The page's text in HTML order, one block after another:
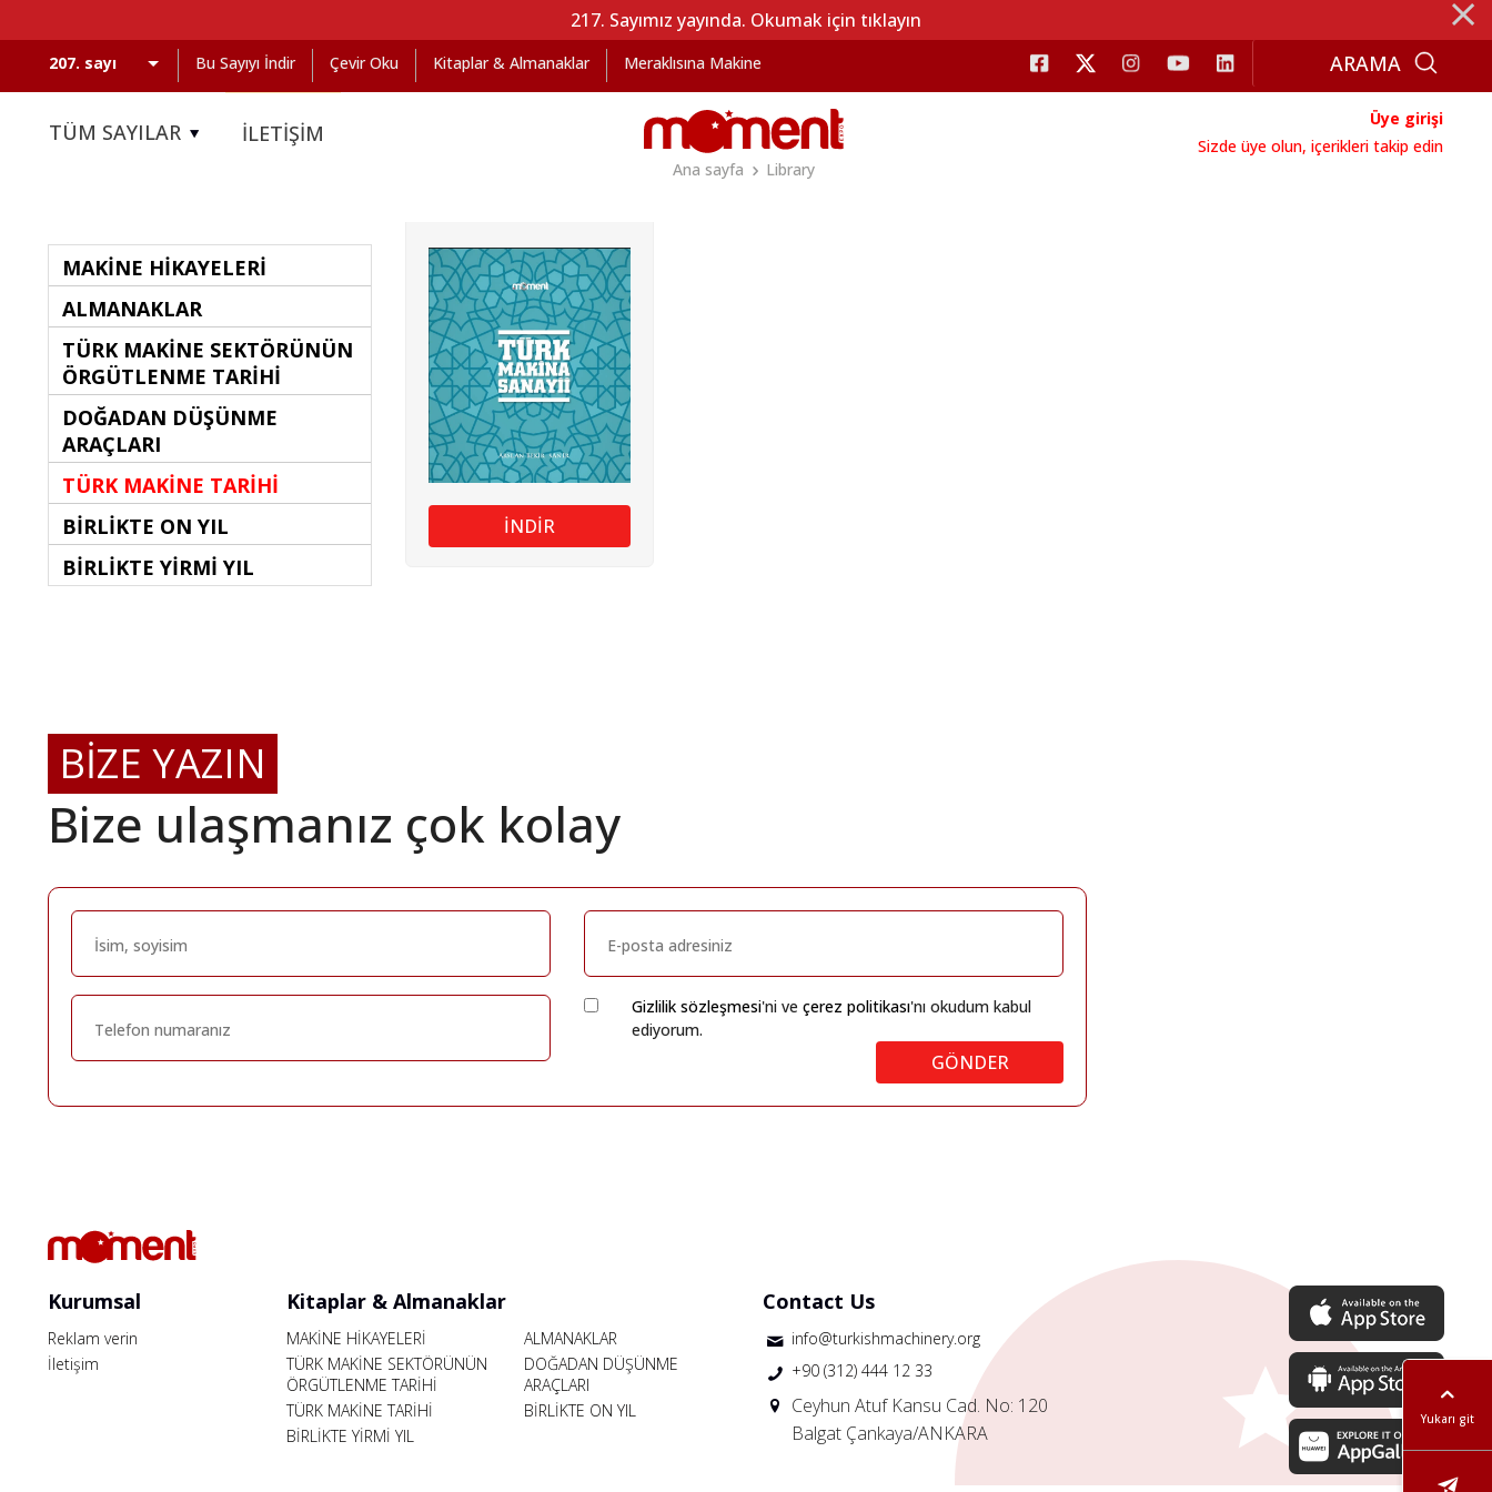
217. Sayımız yayında. Okumak için tıklayın ⨯
Bu Sayıyı İndir Çevir Oku Kitaplar & Almanaklar Meraklısına Makine
TÜM SAYILAR İLETİŞİM
Üye girişi
Sizde üye olun, içerikleri takip edin
Ana sayfa
Library
MAKİNE HİKAYELERİ
ALMANAKLAR
TÜRK MAKİNE SEKTÖRÜNÜN
ÖRGÜTLENME TARİHİ
DOĞADAN DÜŞÜNME
ARAÇLARI
TÜRK MAKİNE TARİHİ
BİRLİKTE ON YIL
BİRLİKTE YİRMİ YIL
İNDİR
BİZE YAZIN
Bize ulaşmanız çok kolay
Gizlilik sözleşmesi'ni ve çerez politikası'nı okudum kabul
ediyorum.
GÖNDER
Yukarı git
Kurumsal
Reklam verin
İletişim
Kitaplar & Almanaklar
MAKİNE HİKAYELERİ
ALMANAKLAR
TÜRK MAKİNE SEKTÖRÜNÜN
ÖRGÜTLENME TARİHİ
DOĞADAN DÜŞÜNME
ARAÇLARI
TÜRK MAKİNE TARİHİ
BİRLİKTE ON YIL
BİRLİKTE YİRMİ YIL
Contact Us
info@turkishmachinery.org
+90 (312) 444 12 33
Ceyhun Atuf Kansu Cad. No: 120
Balgat Çankaya/ANKARA